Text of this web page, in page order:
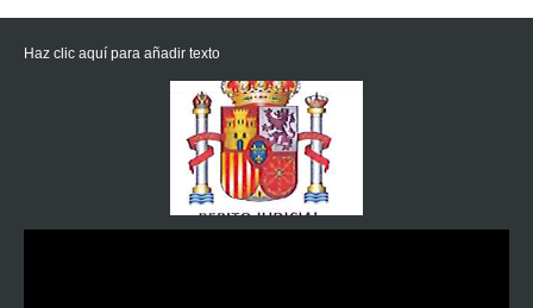
Haz clic aquí para añadir texto